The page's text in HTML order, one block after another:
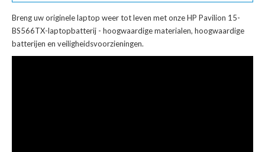
Breng uw originele laptop weer tot leven met onzeHP Pavilion 15-
BS566TX-laptopbatterij - hoogwaardige materialen, hoogwaardige
batterijen en veiligheidsvoorzieningen.